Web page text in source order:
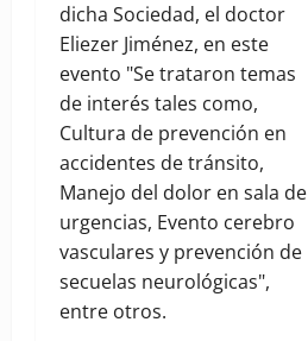
dicha Sociedad, el doctor
Eliezer Jiménez, en este
evento "Se trataron temas
de interés tales como,
Cultura de prevención en
accidentes de tránsito,
Manejo del dolor en sala de
urgencias, Evento cerebro
vasculares y prevención de
secuelas neurológicas",
entre otros.